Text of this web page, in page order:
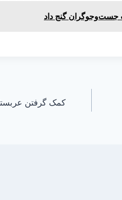
گنج داد
کمک گرفتن